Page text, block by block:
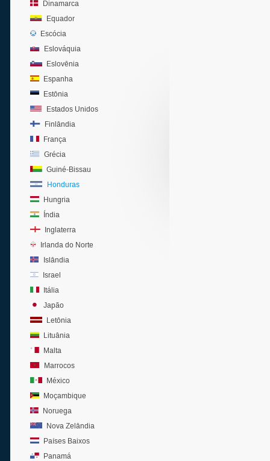
Dinamarca
Equador
Escócia
Eslováquia
Eslovênia
Espanha
Estônia
Estados Unidos
Finlândia
França
Grécia
Guiné-Bissau
Honduras
Hungria
Índia
Inglaterra
Irlanda do Norte
Islândia
Israel
Itália
Japão
Letônia
Lituânia
Malta
Marrocos
México
Moçambique
Noruega
Nova Zelândia
Países Baixos
Panamá